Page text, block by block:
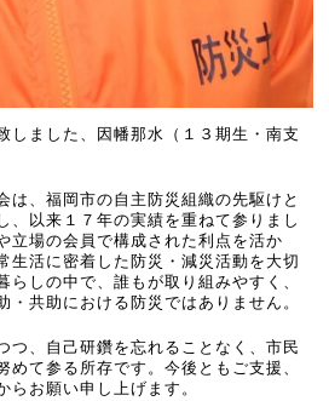
ました、因幡那水（１３期生・南支
は、福岡市の自主防災組織の先駆けと
、以来１７年の実績を重ねて参りまし
立場の会員で構成された利点を活か
生活に密着した防災・減災活動を大切
らしの中で、誰もが取り組みやすく、
・共助における防災ではありません。
つ、自己研鑽を忘れることなく、市民
めて参る所存です。今後ともご支援、
お願い申し上げます。